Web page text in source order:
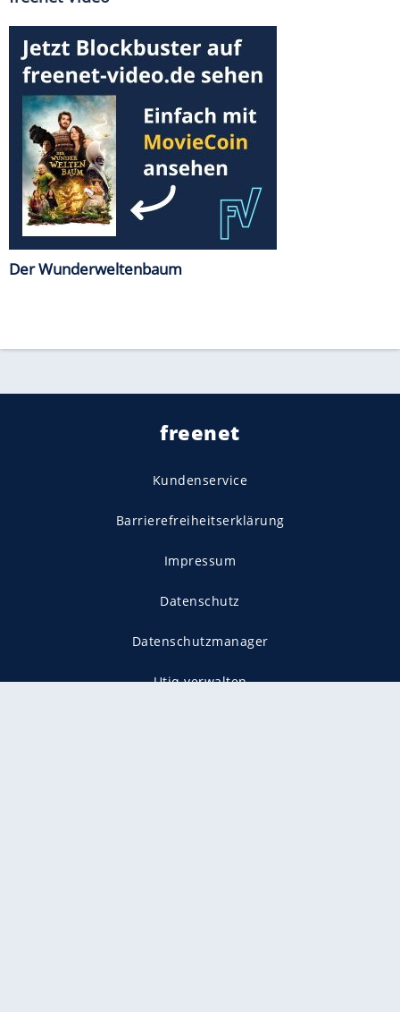
Der Wunderweltenbaum
freenet
Kundenservice
Barrierefreiheitserklärung
Impressum
Datenschutz
Datenschutzmanager
Utiq verwalten